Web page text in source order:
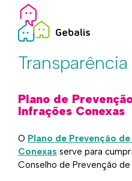
Transparência
Plano de
Infrações Conexas
O Plano de Prevenção
Conexas serve para
Conselho de Prevenção